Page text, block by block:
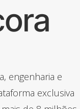
engenharia e
exclusiva